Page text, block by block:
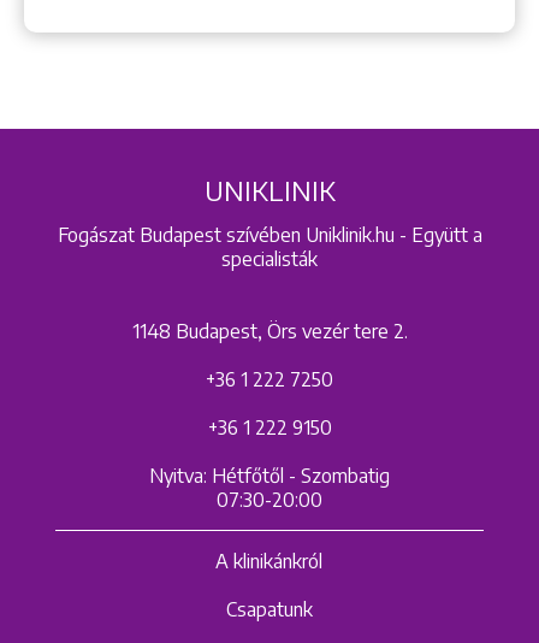
UNIKLINIK
Fogászat Budapest szívében Uniklinik.hu - Együtt a
specialisták
1148 Budapest, Örs vezér tere 2.
+36 1 222 7250
+36 1 222 9150
Nyitva: Hétfőtől - Szombatig
07:30-20:00
A klinikánkról
Csapatunk